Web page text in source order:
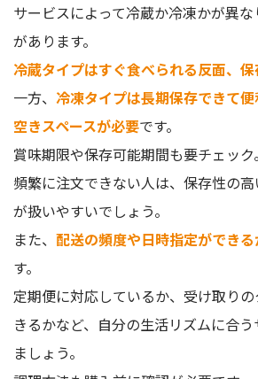
サービスによって冷蔵か冷凍かが異
があります。
冷蔵タイプはすぐ食べられる反面、
一方、 冷凍タイプは長期保存できて
空きスペースが必要です。
賞味期限や保存可能期間も要チェック。
頻繁に注文できない人は、保存性の
が扱いやすいでしょう。
また、 配送の頻度や日時指定ができ
す。
定期便に対応しているか、受け取り
きるかなど、自分の生活リズムに合
ましょう。